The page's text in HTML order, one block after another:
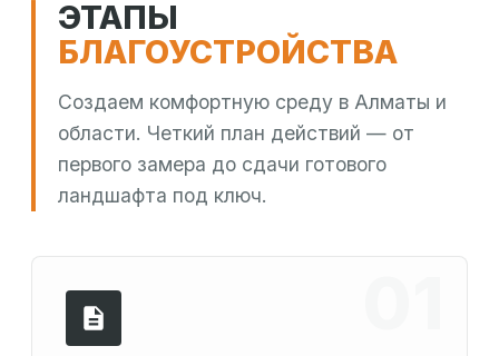
ЭТАПЫ
БЛАГОУСТРОЙСТВА
Создаем комфортную среду в Алматы и
области. Четкий план действий — от
первого замера до сдачи готового
ландшафта под ключ.